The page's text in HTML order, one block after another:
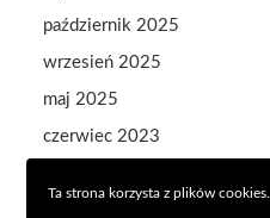
październik 2025
wrzesień 2025
maj 2025
czerwiec 2023
kwiecień 2023
Ta strona korzysta z plików cookies.